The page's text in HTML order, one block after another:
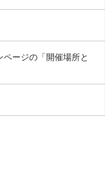
ージの「開催場所と